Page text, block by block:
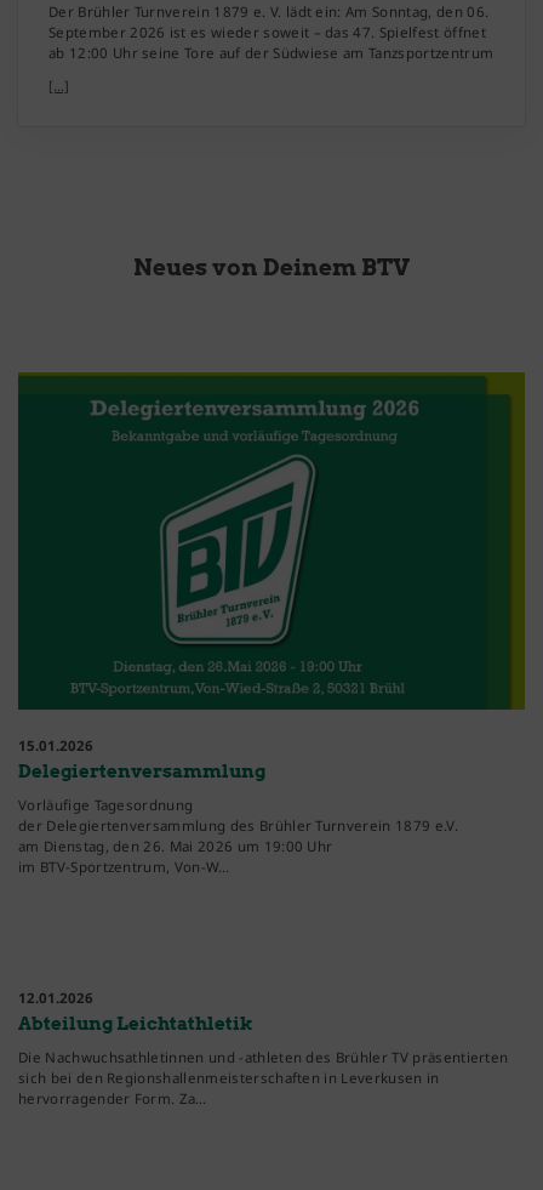
Der Brühler Turnverein 1879 e. V. lädt ein: Am Sonntag, den 06.
September 2026 ist es wieder soweit – das 47. Spielfest öffnet
ab 12:00 Uhr seine Tore auf der Südwiese am Tanzsportzentrum
[...]
Neues von Deinem BTV
15.01.2026
Delegiertenversammlung
Vorläufige Tagesordnung
der Delegiertenversammlung des Brühler Turnverein 1879 e.V.
am Dienstag, den 26. Mai 2026 um 19:00 Uhr
im BTV-Sportzentrum, Von-W…
12.01.2026
Abteilung Leichtathletik
Die Nachwuchsathletinnen und -athleten des Brühler TV präsentierten
sich bei den Regionshallenmeisterschaften in Leverkusen in
hervorragender Form. Za…